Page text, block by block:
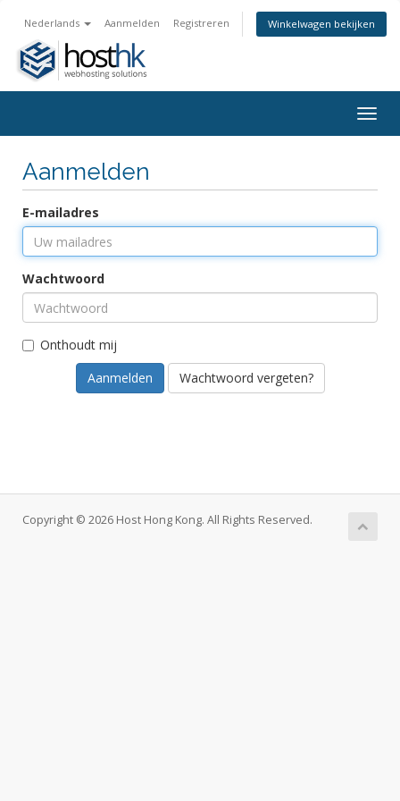
Nederlands Aanmelden Registreren Winkelwagen bekijken
Aanmelden
E-mailadres
Wachtwoord
Onthoudt mij
Wachtwoord vergeten?
Copyright © 2026 Host Hong Kong. All Rights Reserved.